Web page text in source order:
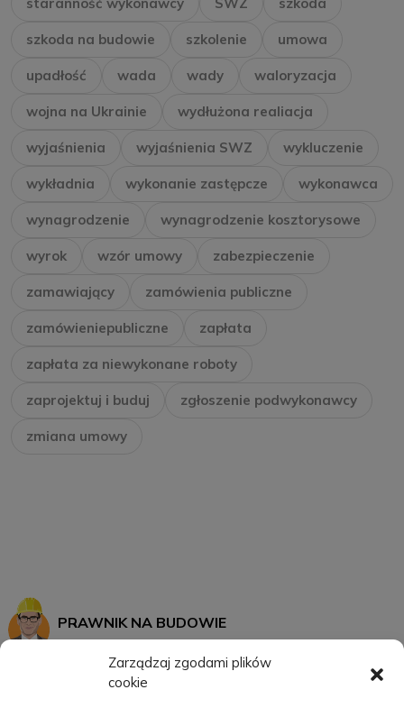
Zarządzaj zgodami plików
cookie
szkoda na budowie szkolenie umowa
upadłość wada wady waloryzacja
wojna na Ukrainie wydłużona realiacja
wyjaśnienia wyjaśnienia SWZ wykluczenie
wykładnia wykonanie zastępcze wykonawca
wynagrodzenie wynagrodzenie kosztorysowe
wyrok wzór umowy zabezpieczenie
zamawiający zamówienia publiczne
zamówieniepubliczne zapłata
zapłata za niewykonane roboty
zaprojektuj i buduj zgłoszenie podwykonawcy
zmiana umowy
PRAWNIK NA BUDOWIE